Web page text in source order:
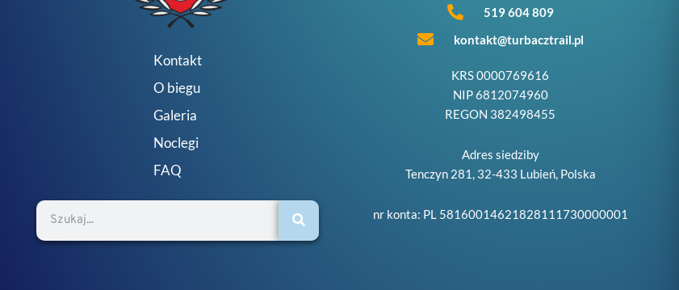
Kontakt
O biegu
Galeria
Noclegi
FAQ
Szukaj
519 604 809
kontakt@turbacztrail.pl
KRS 0000769616
NIP 6812074960
REGON 382498455
Adres siedziby
Tenczyn 281, 32-433 Lubień, Polska
nr konta: PL 58160014621828111730000001